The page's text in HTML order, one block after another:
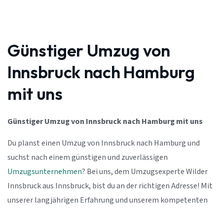
Günstiger Umzug von
Innsbruck nach Hamburg
mit uns
Günstiger Umzug von Innsbruck nach Hamburg mit uns
Du planst einen Umzug von Innsbruck nach Hamburg und
suchst nach einem günstigen und zuverlässigen
Umzugsunternehmen? Bei uns, dem Umzugsexperte Wilder
Innsbruck aus Innsbruck, bist du an der richtigen Adresse! Mit
unserer langjährigen Erfahrung und unserem kompetenten